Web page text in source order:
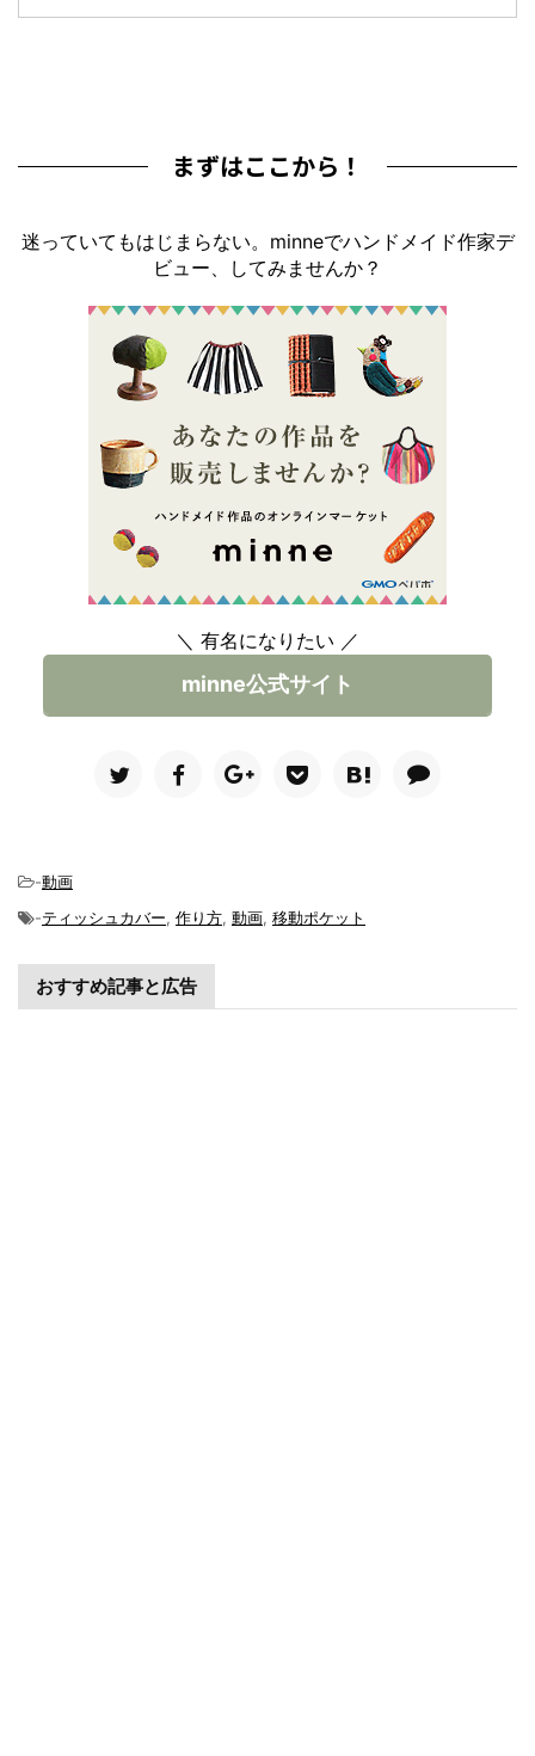
まずはここから！
迷っていてもはじまらない。minneでハンドメイド作家デ
ビュー、してみませんか？
＼ 有名になりたい ／
minne公式サイト
-動画
-ティッシュカバー, 作り方, 動画, 移動ポケット
おすすめ記事と広告